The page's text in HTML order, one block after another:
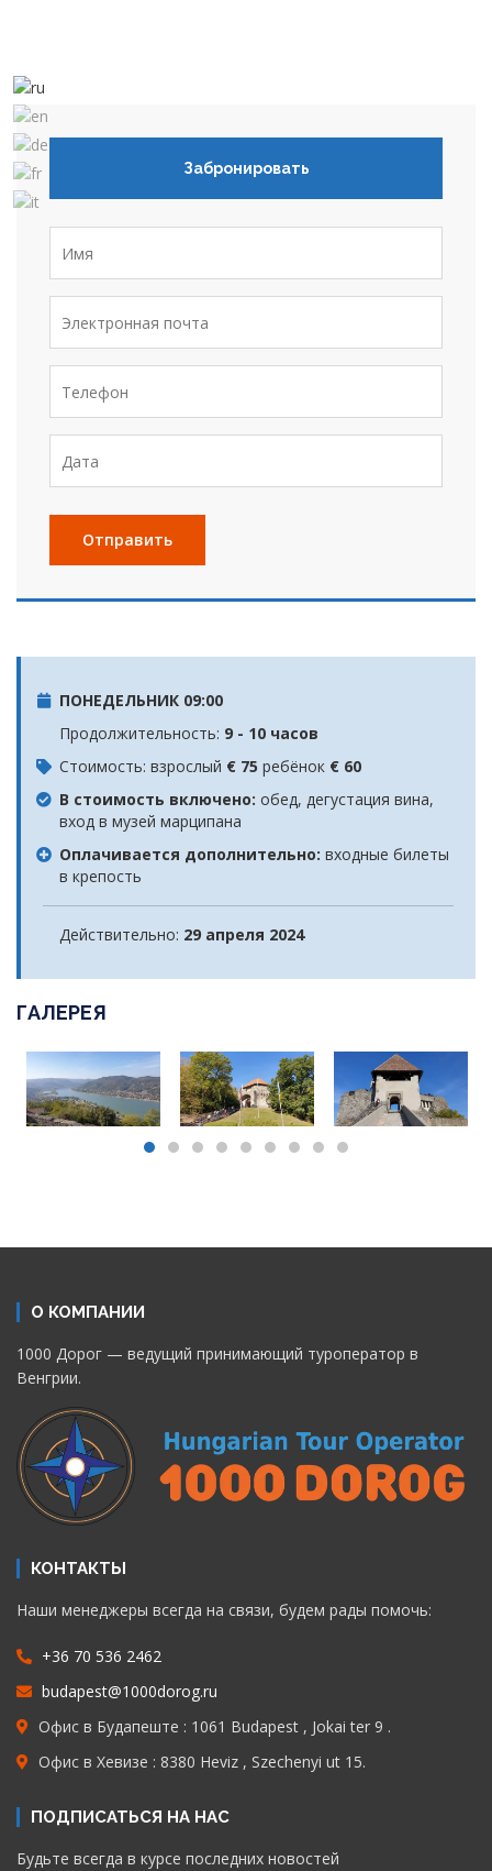
Забронировать
ПОНЕДЕЛЬНИК 09:00
Продолжительность: 9 - 10 часов
Стоимость: взрослый € 75 ребёнок € 60
В стоимость включено: обед, дегустация вина,
вход в музей марципана
Оплачивается дополнительно: входные билеты
в крепость
Действительно: 29 апреля 2024
ГАЛЕРЕЯ
О КОМПАНИИ
1000 Дорог — ведущий принимающий туроператор в
Венгрии.
КОНТАКТЫ
Наши менеджеры всегда на связи, будем рады помочь:
+36 70 536 2462
budapest@1000dorog.ru
Офис в Будапеште : 1061 Budapest , Jokai ter 9 .
Офис в Хевизе : 8380 Heviz , Szechenyi ut 15.
ПОДПИСАТЬСЯ НА НАС
Будьте всегда в курсе последних новостей